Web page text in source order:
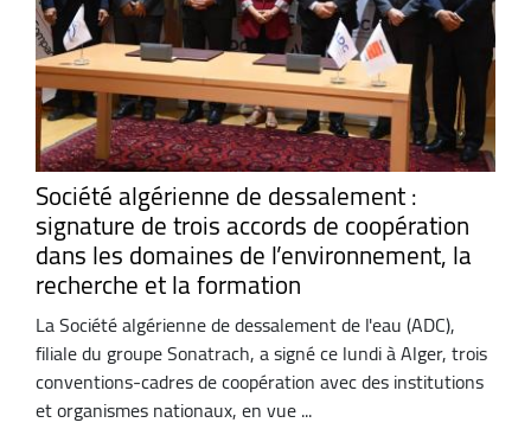
Société algérienne de dessalement :
signature de trois accords de coopération
dans les domaines de l’environnement, la
recherche et la formation
La Société algérienne de dessalement de l'eau (ADC),
filiale du groupe Sonatrach, a signé ce lundi à Alger, trois
conventions-cadres de coopération avec des institutions
et organismes nationaux, en vue ...